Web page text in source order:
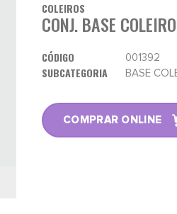
COLEIROS
CONJ. BASE
CÓDIGO 001392
SUBCATEGORIA BASE
COMPRAR ONLINE